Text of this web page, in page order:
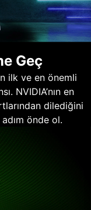
Geç
ilk ve en önemli
NVIDIA’nın en
dilediğini
önde ol.